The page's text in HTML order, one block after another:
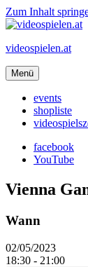
Zum Inhalt
videospielen.at
Menü
events
shopliste
facebook
YouTube
Vienna
Wann
02/05/2023
18:30 - 21:00